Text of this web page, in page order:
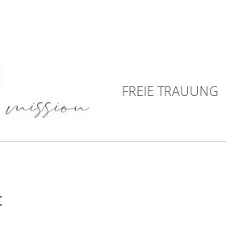
FREIE TRAUUNG